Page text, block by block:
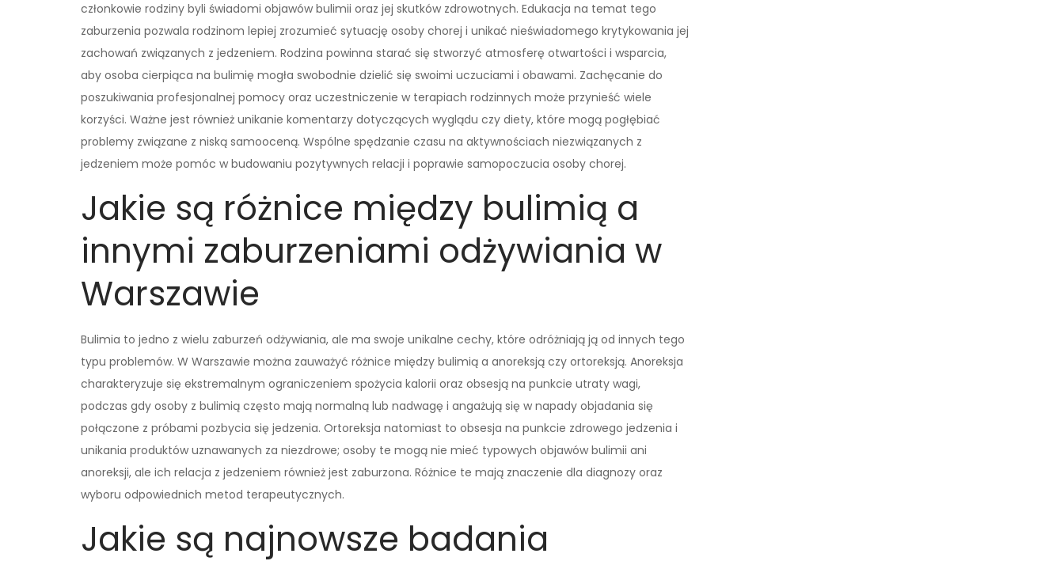
członkowie rodziny byli świadomi objawów bulimii oraz jej skutków zdrowotnych. Edukacja na temat tego
zaburzenia pozwala rodzinom lepiej zrozumieć sytuację osoby chorej i unikać nieświadomego krytykowania jej
zachowań związanych z jedzeniem. Rodzina powinna starać się stworzyć atmosferę otwartości i wsparcia,
aby osoba cierpiąca na bulimię mogła swobodnie dzielić się swoimi uczuciami i obawami. Zachęcanie do
poszukiwania profesjonalnej pomocy oraz uczestniczenie w terapiach rodzinnych może przynieść wiele
korzyści. Ważne jest również unikanie komentarzy dotyczących wyglądu czy diety, które mogą pogłębiać
problemy związane z niską samooceną. Wspólne spędzanie czasu na aktywnościach niezwiązanych z
jedzeniem może pomóc w budowaniu pozytywnych relacji i poprawie samopoczucia osoby chorej.
Jakie są różnice między bulimią a
innymi zaburzeniami odżywiania w
Warszawie
Bulimia to jedno z wielu zaburzeń odżywiania, ale ma swoje unikalne cechy, które odróżniają ją od innych tego
typu problemów. W Warszawie można zauważyć różnice między bulimią a anoreksją czy ortoreksją. Anoreksja
charakteryzuje się ekstremalnym ograniczeniem spożycia kalorii oraz obsesją na punkcie utraty wagi,
podczas gdy osoby z bulimią często mają normalną lub nadwagę i angażują się w napady objadania się
połączone z próbami pozbycia się jedzenia. Ortoreksja natomiast to obsesja na punkcie zdrowego jedzenia i
unikania produktów uznawanych za niezdrowe; osoby te mogą nie mieć typowych objawów bulimii ani
anoreksji, ale ich relacja z jedzeniem również jest zaburzona. Różnice te mają znaczenie dla diagnozy oraz
wyboru odpowiednich metod terapeutycznych.
Jakie są najnowsze badania